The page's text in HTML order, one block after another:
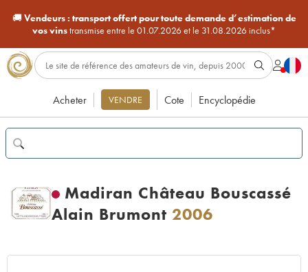
🚚Vendeurs : transport offert pour toute demande d’estimation de
vos vinstransmise entre le 01.07.2026 et le 31.08.2026 inclus*
Acheter VENDRE Cote Encyclopédie
Madiran Château Bouscassé
Alain Brumont 2006